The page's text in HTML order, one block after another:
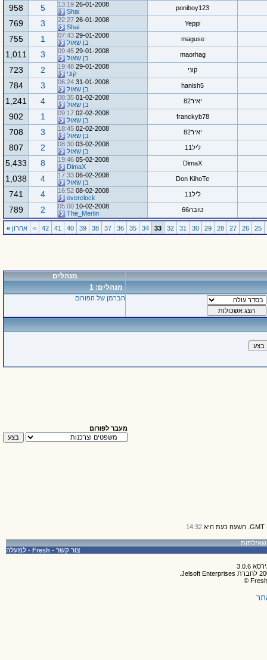
poniboy123
26-01-2008
13:19
Shai
5
958
Yeppi
26-01-2008
22:27
Shai
3
769
maguse
29-01-2008
07:43
בן שאול
1
755
maorhag
29-01-2008
09:45
בן שאול
3
1,011
קוני 29-01-2008
19:48
קוני
2
723
hanish5
31-01-2008
06:24
בן שאול
3
784
יאיר82 01-02-2008
08:35
בן שאול
4
1,241
franckyb78
02-02-2008
09:17
בן שאול
1
902
יאיר82 02-02-2008
18:45
בן שאול
3
708
ליל11 03-02-2008
08:30
בן שאול
2
807
DimaX
05-02-2008
19:46
DimaX
8
5,433
Don KihoTe
06-02-2008
17:33
בן שאול
4
1,038
ליל11 08-02-2008
16:52
overclock
4
741
טובה66 10-02-2008
05:00
The_Merlin
2
789
25
26
27
28
29
30
31
32
33
34
35
36
37
38
39
40
41
42
> אחרון »
מנהלים
מנהלים: 1
הברמן של הפורום
מעבר לפורום
14:32
צור קשר -
Fresh
- למעלה